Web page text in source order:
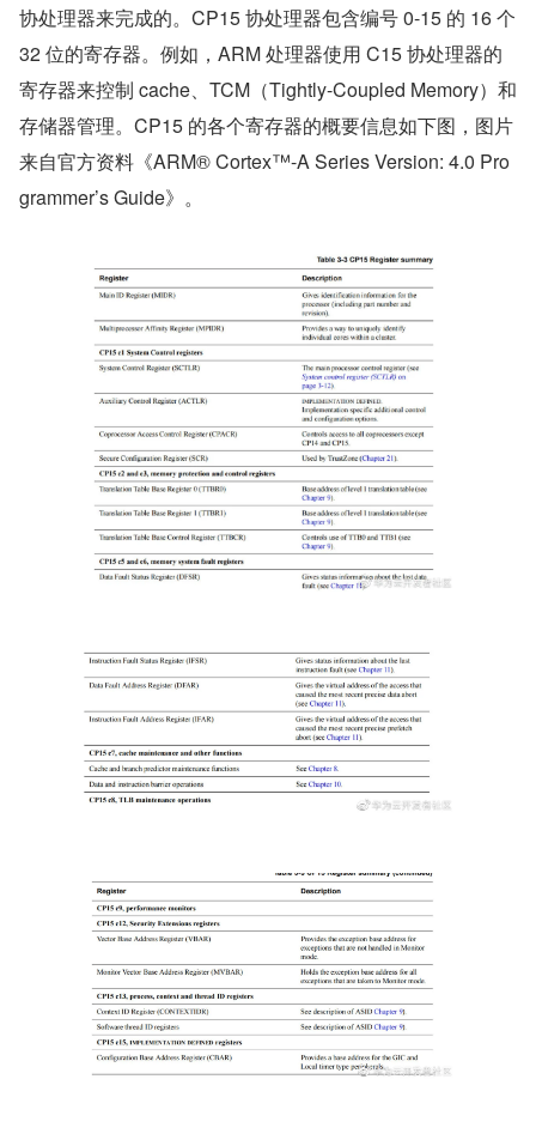
协处理器来完成的。CP15 协处理器包含编号 0-15 的 16 个
32 位的寄存器。例如，ARM 处理器使用 C15 协处理器的
寄存器来控制 cache、TCM（Tightly-Coupled Memory）和
存储器管理。CP15 的各个寄存器的概要信息如下图，图片
来自官方资料《ARM® Cortex™-A Series Version: 4.0 Pro
grammer’s Guide》。